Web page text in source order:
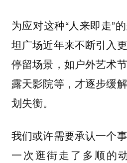
为应对这种“人来即走”
坦广场近年来不断引入
停留场景，如户外艺术
露天影院等，才逐步缓
划失衡。
我们或许需要承认一个
一次逛街走了多顺的